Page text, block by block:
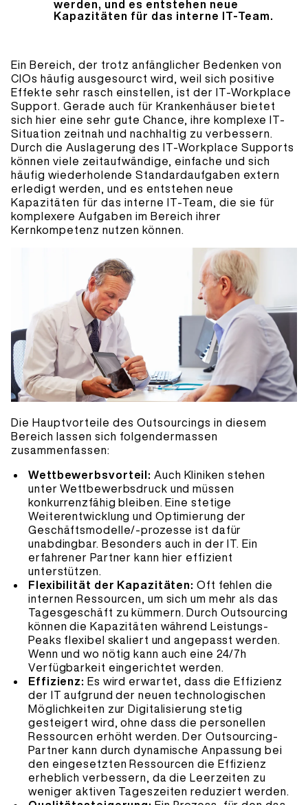
werden, und es entstehen neue
Kapazitäten für das interne IT-Team.
Ein Bereich, der trotz anfänglicher Bedenken von
CIOs häufig ausgesourct wird, weil sich positive
Effekte sehr rasch einstellen, ist der IT-Workplace
Support. Gerade auch für Krankenhäuser bietet
sich hier eine sehr gute Chance, ihre komplexe IT-
Situation zeitnah und nachhaltig zu verbessern.
Durch die Auslagerung des IT-Workplace Supports
können viele zeitaufwändige, einfache und sich
häufig wiederholende Standardaufgaben extern
erledigt werden, und es entstehen neue
Kapazitäten für das interne IT-Team, die sie für
komplexere Aufgaben im Bereich ihrer
Kernkompetenz nutzen können.
Die Hauptvorteile des Outsourcings in diesem
Bereich lassen sich folgendermassen
zusammenfassen:
Wettbewerbsvorteil: Auch Kliniken stehen
unter Wettbewerbsdruck und müssen
konkurrenzfähig bleiben. Eine stetige
Weiterentwicklung und Optimierung der
Geschäftsmodelle/-prozesse ist dafür
unabdingbar. Besonders auch in der IT. Ein
erfahrener Partner kann hier effizient
unterstützen.
Flexibilität der Kapazitäten: Oft fehlen die
internen Ressourcen, um sich um mehr als das
Tagesgeschäft zu kümmern. Durch Outsourcing
können die Kapazitäten während Leistungs-
Peaks flexibel skaliert und angepasst werden.
Wenn und wo nötig kann auch eine 24/7h
Verfügbarkeit eingerichtet werden.
Effizienz: Es wird erwartet, dass die Effizienz
der IT aufgrund der neuen technologischen
Möglichkeiten zur Digitalisierung stetig
gesteigert wird, ohne dass die personellen
Ressourcen erhöht werden. Der Outsourcing-
Partner kann durch dynamische Anpassung bei
den eingesetzten Ressourcen die Effizienz
erheblich verbessern, da die Leerzeiten zu
weniger aktiven Tageszeiten reduziert werden.